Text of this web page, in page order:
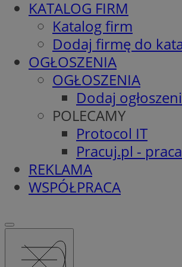
KATALOG FIRM
Katalog firm
Dodaj firmę do
OGŁOSZENIA
OGŁOSZENIA
Dodaj
POLECAMY
Protocol IT
Pracuj.pl -
REKLAMA
WSPÓŁPRACA